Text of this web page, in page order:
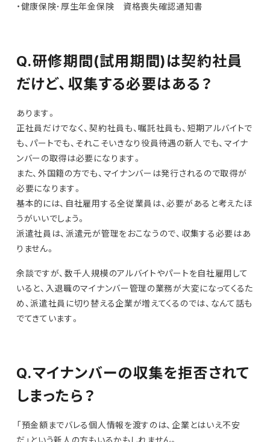
・健康保険･厚生年金保険 資格喪失確認通知書
Q.研修期間(試用期間)は契約社員
だけど、収集する必要はある？
あります。
正社員だけでなく、契約社員も、嘱託社員も、短期アルバイトで
も、パートでも、それこそいきなり役員待遇の新人でも、マイナ
ンバーの取得は必要になります。
また、外国籍の方でも、マイナンバーは発行されるので取得が
必要になります。
基本的には、自社雇用する全従業員は、必要があると考えたほ
うがいいでしょう。
派遣社員は、派遣元が管理をおこなうので、収集する必要はあ
りません。
余談ですが、数千人規模のアルバイトやパートを自社雇用して
いると、入退職のマイナンバー管理の業務が大変になってくるた
め、派遣社員に切り替える企業が増えてくるのでは、なんて話も
でてきています。
Q.マイナンバーの収集を拒否されて
しまったら？
「預金額までバレる個人情報を渡すのは、企業とはいえ不安
だ」という新人の方もいるかもしれません。